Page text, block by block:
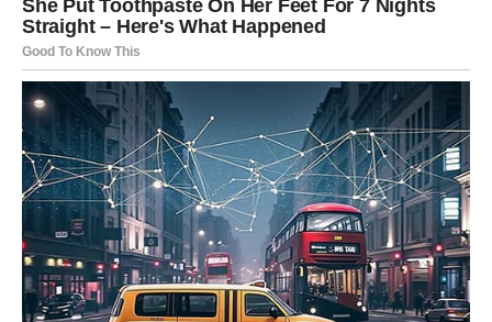
Mnoge Ribe će ovu sedmicu pamtiti kao trenutak kada su
shvatile da se život zaista može promijeniti nabolje
mnogo brže nego što očekujemo.
Zvijezde najavljuju sedmicu punu srećnih okolnosti,
lijepih vijesti i događaja koji mogu ostati u sjećanju veoma
dugo. Mnogi znakovi dobijaju priliku da osjete kako
izgleda kada se više stvari odjednom počne razvijati u
njihovu korist.
Posebno se izdvajaju Ribe, Strijelac i Lav, kojima dolaze